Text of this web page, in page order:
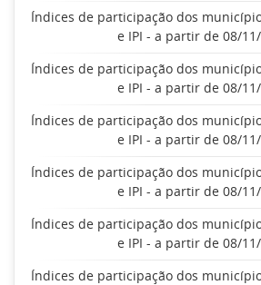
Índices de participação dos
e IPI - a partir de 08/
Índices de participação dos
e IPI - a partir de 08/
Índices de participação dos
e IPI - a partir de 08/
Índices de participação dos
e IPI - a partir de 08/
Índices de participação dos
e IPI - a partir de 08/
Índices de participação dos